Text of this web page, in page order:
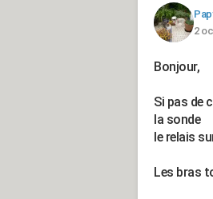
2
Bonjour,
Si pas de
la sonde
le relais
Les bras